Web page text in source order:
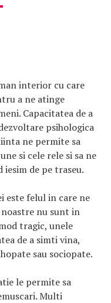
interior cu care
a ne atinge
Capacitatea de a
psihologica
ne permite sa
si cele rele si sa ne
de pe traseu.
este felul in care ne
nu sunt in
tragic, unele
de a simti vina,
sau sociopate.
le permite sa
Multi